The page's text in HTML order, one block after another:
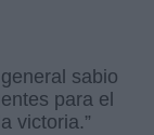
sabio
para el
victoria.”